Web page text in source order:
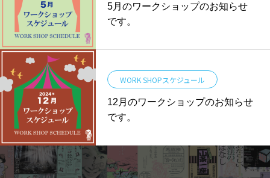
5月のワークショップのお知らせ
です。
WORK SHOPスケジュール
12月のワークショップのお知らせ
です。